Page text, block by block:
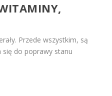
Przede wszystkim, są
do poprawy stanu